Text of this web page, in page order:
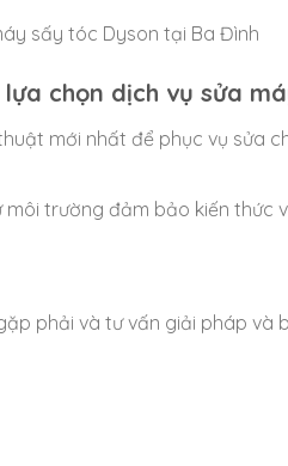
sấy tóc Dyson tại Ba Đình
chọn dịch vụ sửa
mới nhất để phục vụ sửa
trường đảm bảo kiến thức
phải và tư vấn giải pháp và